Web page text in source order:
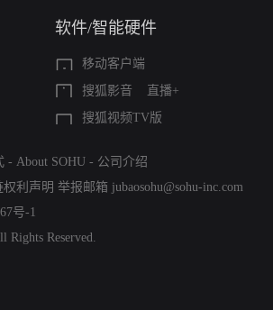
软件/智能硬件
移动客户端
搜狐影音
直播+
搜狐视频TV版
- About SOHU - 公司介绍
利声明 举报邮箱 jubaosohu@sohu-inc.com
号-1
Rights Reserved.